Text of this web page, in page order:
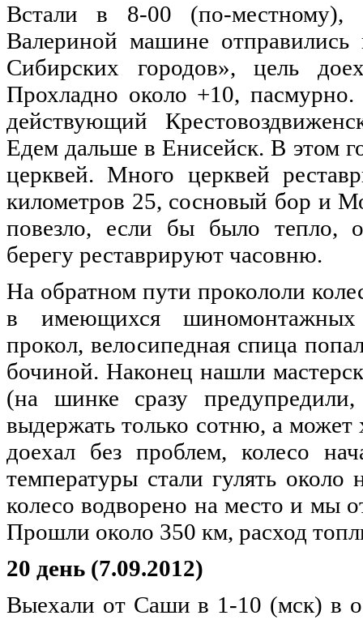
Встали в 8-00 (по-местному),
Валериной машине
Сибирских городов», цель
Прохладно около +10, пасмурно.
действующий
Едем дальше в Енисейск. В этом
церквей. Много церквей
километров 25, сосновый бор и
повезло, если бы было тепло,
берегу реставрируют часовню.
На обратном пути прокололи
в имеющихся шиномонтажных
прокол, велосипедная спица
бочиной. Наконец нашли
(на шинке сразу
выдержать только сотню, а
доехал без проблем, колесо
температуры стали гулять
колесо водворено на место и мы
Прошли около 350 км, расход
20 день (7.09.2012)
Выехали от Саши в 1-10 (мск) в